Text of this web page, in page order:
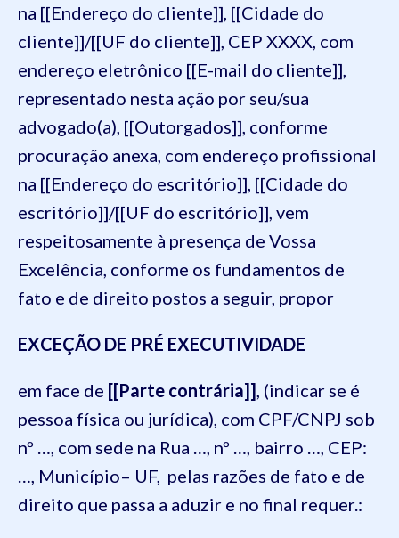
na [[Endereço do cliente]], [[Cidade do
cliente]]/[[UF do cliente]], CEP XXXX, com
endereço eletrônico [[E-mail do cliente]],
representado nesta ação por seu/sua
advogado(a), [[Outorgados]], conforme
procuração anexa, com endereço profissional
na [[Endereço do escritório]], [[Cidade do
escritório]]/[[UF do escritório]], vem
respeitosamente à presença de Vossa
Excelência, conforme os fundamentos de
fato e de direito postos a seguir, propor
EXCEÇÃO DE PRÉ EXECUTIVIDADE
em face de [[Parte contrária]] , (indicar se é
pessoa física ou jurídica), com CPF/CNPJ sob
nº …, com sede na Rua …, nº …, bairro …, CEP:
…, Município– UF, pelas razões de fato e de
direito que passa a aduzir e no final requer.: